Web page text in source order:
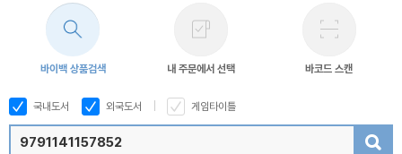
바이백 상품검색 내 주문에서 선택 바코드 스캔
국내도서 외국도서 게임타이틀